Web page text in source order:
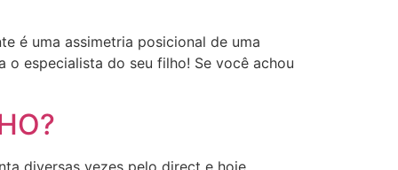
é uma assimetria posicional de uma
o especialista do seu filho! Se você achou
diversas vezes pelo direct e hoje